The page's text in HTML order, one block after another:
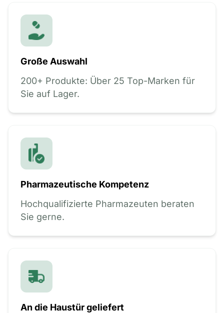
Große Auswahl
200+ Produkte: Über 25 Top-Marken für
Sie auf Lager.
Pharmazeutische Kompetenz
Hochqualifizierte Pharmazeuten beraten
Sie gerne.
An die Haustür geliefert